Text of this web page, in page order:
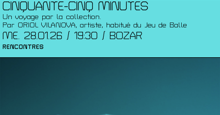
CINQUANTE-CINQ MINUTES
Un voyage par la collection.
Par ORIOL VILANOVA, artiste, habitué du Jeu de Balle
ME. 28.01.26 / 19:30 / BOZAR
RENCONTRES